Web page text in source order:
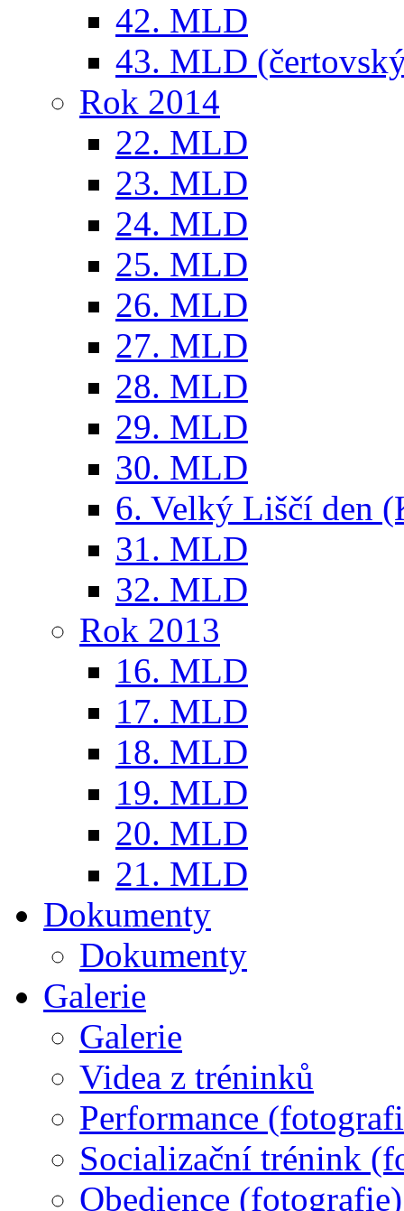
42. MLD
43. MLD
Rok 2014
22. MLD
23. MLD
24. MLD
25. MLD
26. MLD
27. MLD
28. MLD
29. MLD
30. MLD
6. Velký Liščí den
31. MLD
32. MLD
Rok 2013
16. MLD
17. MLD
18. MLD
19. MLD
20. MLD
21. MLD
Dokumenty
Dokumenty
Galerie
Galerie
Videa z tréninků
Performance
Socializační trénink
Obedience (fotografie)